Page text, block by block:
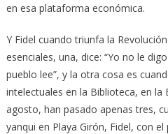
en esa plataforma económica.
Y Fidel cuando triunfa la
esenciales, una, dice: “Yo no le
pueblo lee”, y la otra cosa es
intelectuales en la Biblioteca, en la
agosto, han pasado apenas tres,
yanqui en Playa Girón, Fidel, con